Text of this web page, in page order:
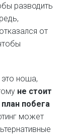
разводить
от
ноша,
не стоит
побега
может